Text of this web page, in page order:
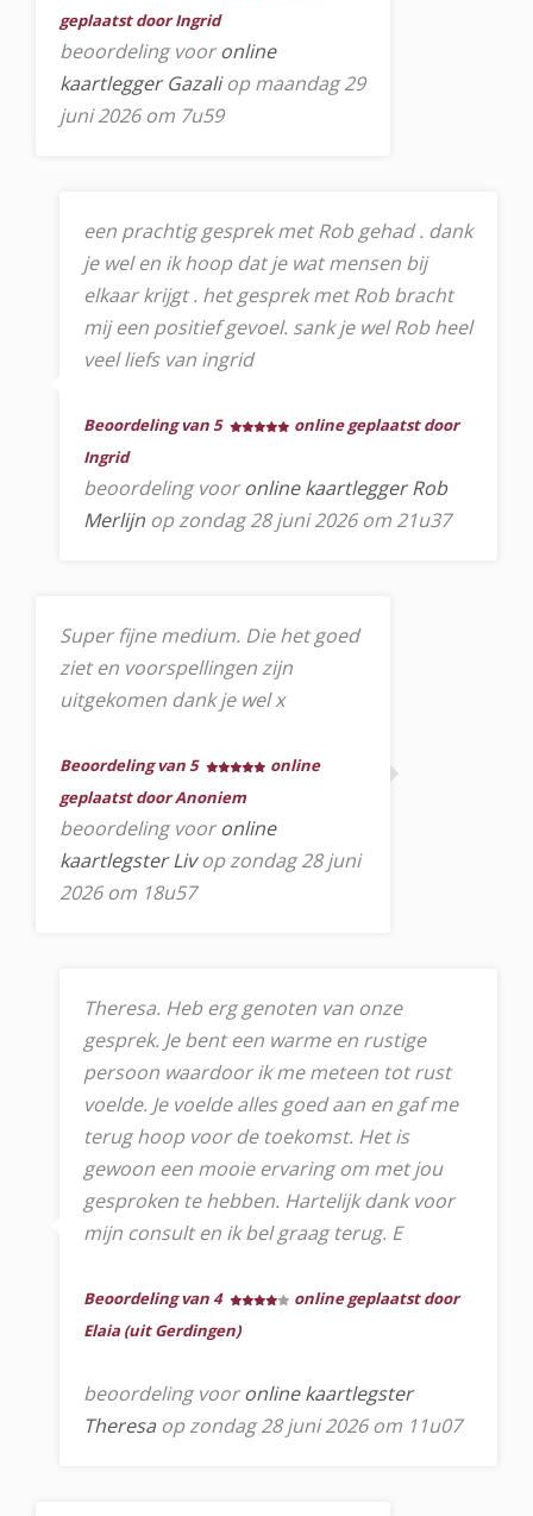
geplaatst door Ingrid
beoordeling vooronline
kaartlegger Gazaliop maandag 29
juni 2026 om 7u59
een prachtig gesprek met Rob gehad . dank
je wel en ik hoop dat je wat mensen bij
elkaar krijgt . het gesprek met Rob bracht
mij een positief gevoel. sank je wel Rob heel
veel liefs van ingrid
Beoordeling van 5
online geplaatst door
Ingrid
beoordeling vooronline kaartlegger Rob
Merlijn op zondag 28 juni 2026 om 21u37
Super fijne medium. Die het goed
ziet en voorspellingen zijn
uitgekomen dank je wel x
Beoordeling van 5
online
geplaatst door Anoniem
beoordeling vooronline
kaartlegster Livop zondag 28 juni
2026 om 18u57
Theresa. Heb erg genoten van onze
gesprek. Je bent een warme en rustige
persoon waardoor ik me meteen tot rust
voelde. Je voelde alles goed aan en gaf me
terug hoop voor de toekomst. Het is
gewoon een mooie ervaring om met jou
gesproken te hebben. Hartelijk dank voor
mijn consult en ik bel graag terug. E
Beoordeling van 4
online geplaatst door
Elaia (uit Gerdingen)
beoordeling vooronline kaartlegster
Theresa op zondag 28 juni 2026 om 11u07